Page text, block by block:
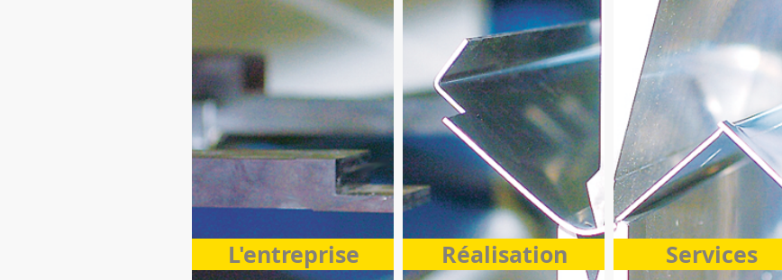
Services
Réalisation
L'entreprise